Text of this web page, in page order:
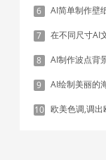
6 AI简单制作壁
7 在不同尺寸AI文档中建统
8 AI制作波点背
9 AI绘制美丽的
10 欧美色调,调出欧美